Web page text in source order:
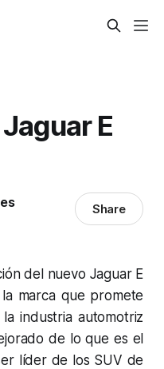
E
Share
del nuevo Jaguar E
marca que promete
industria automotriz
de lo que es el
líder de los SUV de